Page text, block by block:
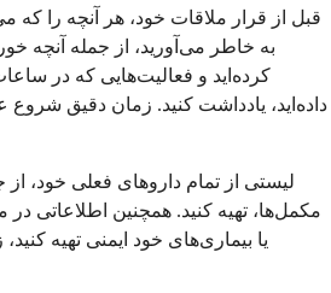
قبل از قرار ملاقات خود، هر آنچه را که
به خاطر می‌آورید، از جمله آنچه
کرده‌اید و فعالیت‌هایی که در
داده‌اید، یادداشت کنید. زمان دقیق شروع
لیستی از تمام داروهای فعلی خود،
مکمل‌ها، تهیه کنید. همچنین اطلاعاتی در
یا بیماری‌های خود ایمنی تهیه